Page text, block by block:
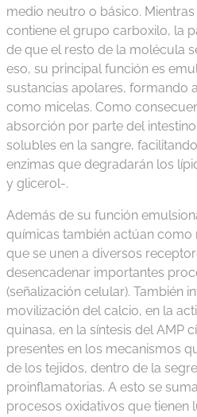
medio neutro o básico.
contiene el grupo carboxilo, la
de que el resto de la molécula
eso, su principal función es
sustancias apolares, formando
como micelas. Como
absorción por parte del
solubles en la sangre,
enzimas que degradarán los
y glicerol-.
Además de su función
químicas también actúan
que se unen a diversos
desencadenar importantes
(señalización celular). También
movilización del calcio, en la
quinasa, en la síntesis del AMP
presentes en los mecanismos
de los tejidos, dentro de la
proinflamatorias. A esto se
procesos oxidativos que tienen